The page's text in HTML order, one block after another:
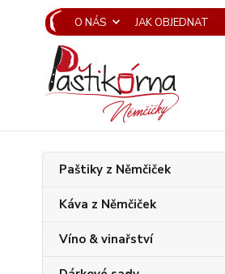
O NÁS JAK OBJEDNAT
Paštiky z Němčiček
Káva z Němčiček
Víno & vinařství